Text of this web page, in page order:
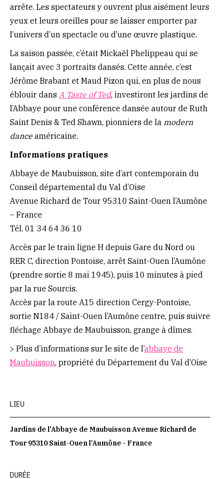
arrête. Les spectateurs y ouvrent plus aisément leurs
yeux et leurs oreilles pour se laisser emporter par
l’univers d’un spectacle ou d’une œuvre plastique.
La saison passée, c’était Mickaël Phelippeau qui se
lançait avec 3 portraits dansés. Cette année, c’est
Jérôme Brabant et Maud Pizon qui, en plus de nous
éblouir dans A Taste of Ted, investiront les jardins de
l’Abbaye pour une conférence dansée autour de Ruth
Saint Denis & Ted Shawn, pionniers de la modern
danceaméricaine.
Informations pratiques
Abbaye de Maubuisson, site d’art contemporain du
Conseil départemental du Val d’Oise
Avenue Richard de Tour 95310 Saint-Ouen l’Aumône
– France
Tél. 01 34 64 36 10
Accès par le train ligne H depuis Gare du Nord ou
RER C, direction Pontoise, arrêt Saint-Ouen l’Aumône
(prendre sortie 8 mai 1945), puis 10 minutes à pied
par la rue Sourcis.
Accès par la route A15 direction Cergy-Pontoise,
sortie N184 / Saint-Ouen l’Aumône centre, puis suivre
fléchage Abbaye de Maubuisson, grange à dîmes.
> Plus d’informations sur le site de l’abbaye de
Maubuisson, propriété du Département du Val d’Oise
LIEU
Jardins de l'Abbaye de Maubuisson Avenue Richard de
Tour 95310 Saint-Ouen l’Aumône - France
DURÉE